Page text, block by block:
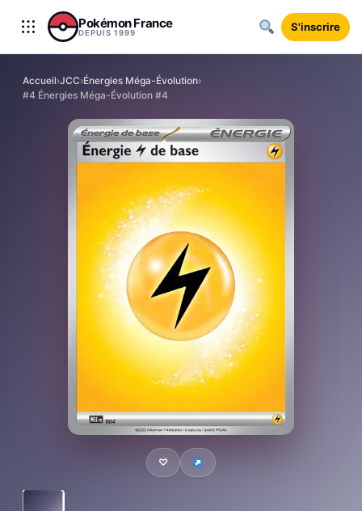
Aller au contenu
Pokémon France
DEPUIS 1999 S'inscrire
Accueil›JCC›Énergies Méga-Évolution›
#4 Énergies Méga-Évolution #4
♡